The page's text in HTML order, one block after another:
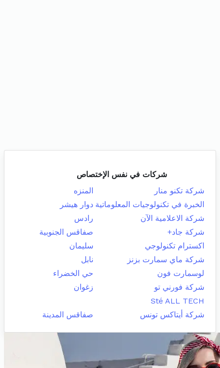
شركات في نفس الإختصاص
شركة تكنو منار
المنزه
الخبرة في تكنولوجيات المعلوماتية دوار هيشر
شركة الاعلامية الآن
رادس
شركة جاد+
صفاقس الجنوبية
اكسترام تكنولوجي
سليمان
شركة ماي سمارت بزنز
نابل
لوسمارت فون
حي الخضراء
شركة فورني تو
زغوان
Sté ALL TECH
شركة أيتاكس تونس
صفاقس المدينة